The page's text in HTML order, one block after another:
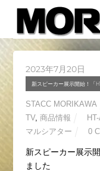
TwitterFacebook
YouTube
2023年7月20日
新スピーカー展示開始！「
STACC MORIKAWA
TV, 商品情報
マルシアター
0
新スピーカー展示
ました